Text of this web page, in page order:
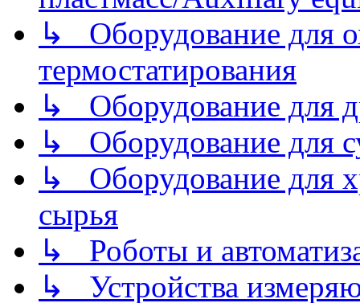
↳ Оборудование для
термостатирования
↳ Оборудование для
↳ Оборудование для
↳ Оборудование для
сырья
↳ Роботы и
↳ Устройства